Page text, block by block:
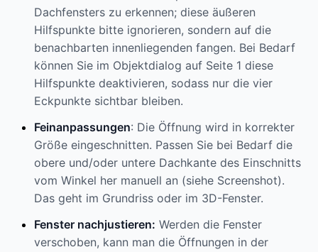
Dachfensters zu erkennen; diese äußeren
Hilfspunkte bitte ignorieren, sondern auf die
benachbarten innenliegenden fangen. Bei Bedarf
können Sie im Objektdialog auf Seite 1 diese
Hilfspunkte deaktivieren, sodass nur die vier
Eckpunkte sichtbar bleiben.
Feinanpassungen: Die Öffnung wird in korrekter
Größe eingeschnitten. Passen Sie bei Bedarf die
obere und/oder untere Dachkante des Einschnitts
vom Winkel her manuell an (siehe Screenshot).
Das geht im Grundriss oder im 3D-Fenster.
Fenster nachjustieren: Werden die Fenster
verschoben, kann man die Öffnungen in der